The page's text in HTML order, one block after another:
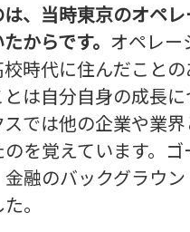
、当時東京のオペ
からです。 オペレー
時代に住んだこと
は自分自身の成長
では他の企業や業
を覚えています。
融のバックグラウ
。